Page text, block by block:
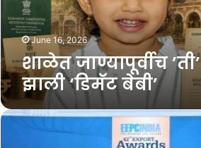
June 16, 2026
शाळेत जाण्यापूर्वीच ​’ती’
झाली ‘डिमॅट बेबी’
भारतीय